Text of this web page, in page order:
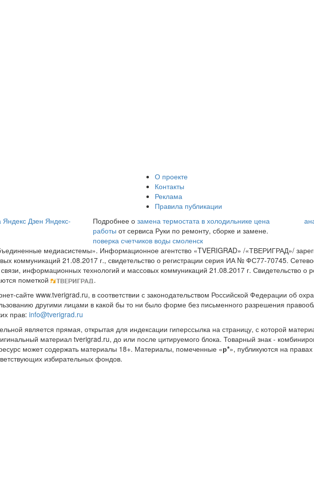
О проекте
Контакты
Реклама
Правила публикации
Яндекс Дзен Яндекс-
Подробнее озамена термостата в холодильнике цена
работы от сервиса Руки по ремонту, сборке и замене.
поверка счетчиков воды смоленск
медиасистемы». Информационное агентство «TVERIGRAD» /«ТВЕРИГРАД»/
коммуникаций 21.08.2017 г., свидетельство о регистрации серия ИА № ФС77-70745.
информационных технологий и массовых коммуникаций 21.08.2017 г. Свидетельство
пометкой
.
сайте www.tverigrad.ru, в соответствии с законодательством Российской Федерации об
другими лицами в какой бы то ни было форме без письменного разрешения
прав: info@tverigrad.ru
является прямая, открытая для индексации гиперссылка на страницу, с которой
материал tverigrad.ru, до или после цитируемого блока. Товарный знак -
может содержать материалы 18+. Материалы, помеченные «р*», публикуются на
избирательных фондов.